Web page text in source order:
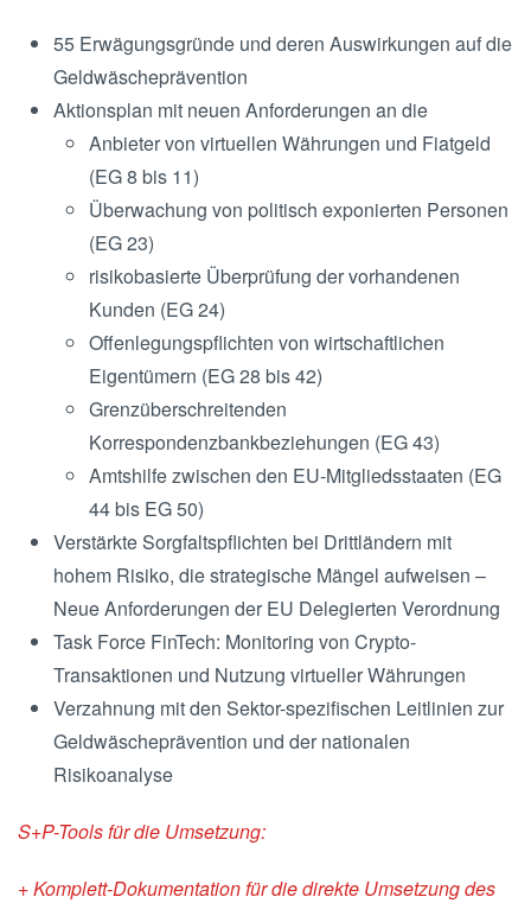
55 Erwägungsgründe und deren Auswirkungen auf die
Geldwäscheprävention
Aktionsplan mit neuen Anforderungen an die
Anbieter von virtuellen Währungen und Fiatgeld
(EG 8 bis 11)
Überwachung von politisch exponierten Personen
(EG 23)
risikobasierte Überprüfung der vorhandenen
Kunden (EG 24)
Offenlegungspflichten von wirtschaftlichen
Eigentümern (EG 28 bis 42)
Grenzüberschreitenden
Korrespondenzbankbeziehungen (EG 43)
Amtshilfe zwischen den EU-Mitgliedsstaaten (EG
44 bis EG 50)
Verstärkte Sorgfaltspflichten bei Drittländern mit
hohem Risiko, die strategische Mängel aufweisen –
Neue Anforderungen der EU Delegierten Verordnung
Task Force FinTech: Monitoring von Crypto-
Transaktionen und Nutzung virtueller Währungen
Verzahnung mit den Sektor-spezifischen Leitlinien zur
Geldwäscheprävention und der nationalen
Risikoanalyse
S+P-Tools für die Umsetzung:
+ Komplett-Dokumentation für die direkte Umsetzung des